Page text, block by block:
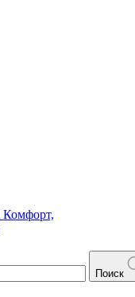
Комфорт,
Поиск